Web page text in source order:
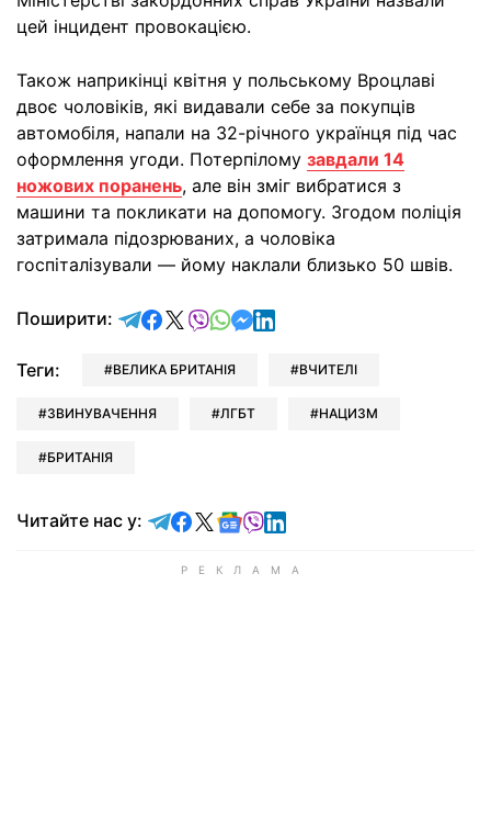
цей інцидент провокацією.
Також наприкінці квітня у польському Вроцлаві
двоє чоловіків, які видавали себе за покупців
автомобіля, напали на 32-річного українця під час
оформлення угоди. Потерпілому завдали 14
ножових поранень, але він зміг вибратися з
машини та покликати на допомогу. Згодом поліція
затримала підозрюваних, а чоловіка
госпіталізували — йому наклали близько 50 швів.
Поширити: відправити у Telegram
поділитись у Facebook
поділитись у X
відправити у Viber
відправити у Whatsapp
відправити у Messenger
відправити у LinkedIn
Теги: ВЕЛИКА БРИТАНІЯ ВЧИТЕЛІ
ЗВИНУВАЧЕННЯ ЛГБТ НАЦИЗМ
БРИТАНІЯ
Читайте нас у: Читайте у Telegram
Читайте у Facebook
Читайте у X
Читайте у Google news
Читайте у Viber
Читайте у LinkedIn